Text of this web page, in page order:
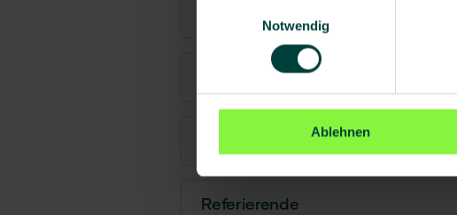
Notwendig
Ablehnen
Alle Informationen auf einen Blick
Referierende